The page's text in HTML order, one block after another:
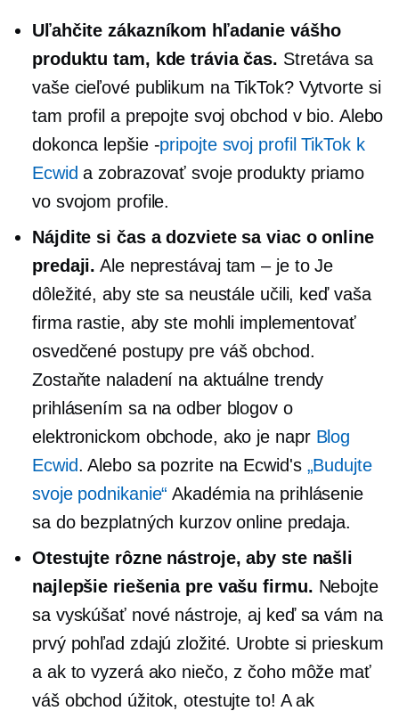
Uľahčite zákazníkom hľadanie vášho
produktu tam, kde trávia čas. Stretáva sa
vaše cieľové publikum na TikTok? Vytvorte si
tam profil a prepojte svoj obchod v bio. Alebo
dokonca lepšie -pripojte svoj profil TikTok k
Ecwid a zobrazovať svoje produkty priamo
vo svojom profile.
Nájdite si čas a dozviete sa viac o online
predaji. Ale neprestávaj tam – je toJe
dôležité, aby ste sa neustále učili, keď vaša
firma rastie, aby ste mohli implementovať
osvedčené postupy pre váš obchod.
Zostaňte naladení na aktuálne trendy
prihlásením sa na odber blogov o
elektronickom obchode, ako je napr Blog
Ecwid. Alebo sa pozrite na Ecwid's „Budujte
svoje podnikanie“ Akadémia na prihlásenie
sa do bezplatných kurzov online predaja.
Otestujte rôzne nástroje, aby ste našli
najlepšie riešenia pre vašu firmu. Nebojte
sa vyskúšať nové nástroje, aj keď sa vám na
prvý pohľad zdajú zložité. Urobte si prieskum
a ak to vyzerá ako niečo, z čoho môže mať
váš obchod úžitok, otestujte to! A ak